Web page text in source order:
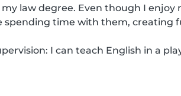
law degree. Even though I enjoy
spending time with them, creating
I can teach English in a